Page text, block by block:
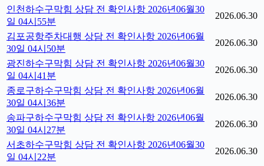
인천하수구막힘 상담 전 확인사항 2026년06월30
일 04시55분
2026.06.30
김포공항주차대행 상담 전 확인사항 2026년06월
30일 04시50분
2026.06.30
광진하수구막힘 상담 전 확인사항 2026년06월30
일 04시41분
2026.06.30
종로구하수구막힘 상담 전 확인사항 2026년06월
30일 04시36분
2026.06.30
송파구하수구막힘 상담 전 확인사항 2026년06월
30일 04시27분
2026.06.30
서초하수구막힘 상담 전 확인사항 2026년06월30
일 04시22분
2026.06.30